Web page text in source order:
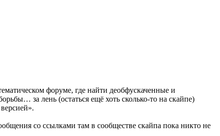
форуме, где найти деобфускаченные и
за лень (остаться ещё хоть сколько-то на скайпе)
со ссылками там в сообществе скайпа пока никто не